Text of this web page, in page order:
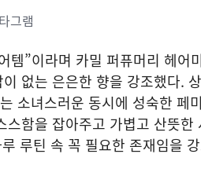
그램
템”이라며 카밀 퍼퓨머리 헤어
없는 은은한 향을 강조했다.
소녀스러운 동시에 성숙한 페
스함을 잡아주고 가볍고 산뜻
루틴 속 꼭 필요한 존재임을